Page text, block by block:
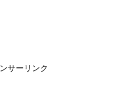
サーリンク